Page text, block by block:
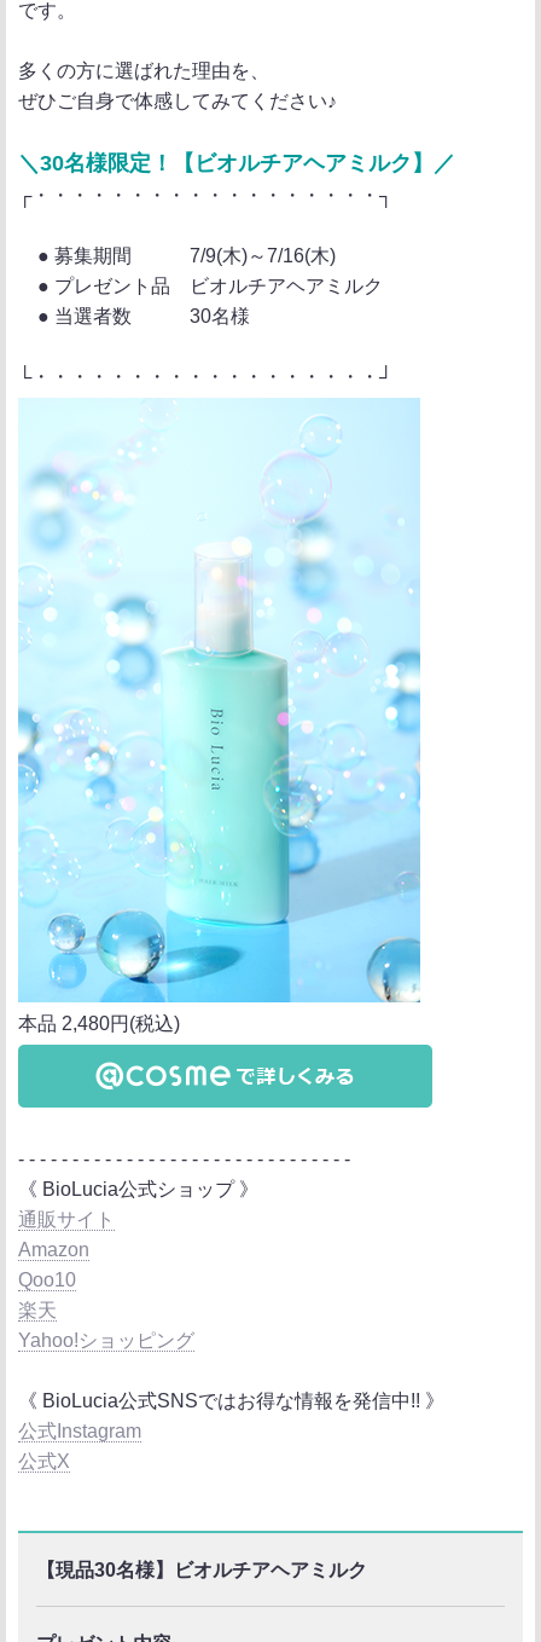
です。
多くの方に選ばれた理由を、
ぜひご自身で体感してみてください♪
＼30名様限定！【ビオルチアヘアミルク】／
┌・・・・・・・・・・・・・・・・・・┐
● 募集期間 7/9(木)～7/16(木)
● プレゼント品 ビオルチアヘアミルク
● 当選者数 30名様
└・・・・・・・・・・・・・・・・・・┘
本品 2,480円(税込)
- - - - - - - - - - - - - - - - - - - - - - - - - - - - - - -
《 BioLucia公式ショップ 》
通販サイト
Amazon
Qoo10
楽天
Yahoo!ショッピング
《 BioLucia公式SNSではお得な情報を発信中!! 》
公式Instagram
公式X
【現品30名様】ビオルチアヘアミルク